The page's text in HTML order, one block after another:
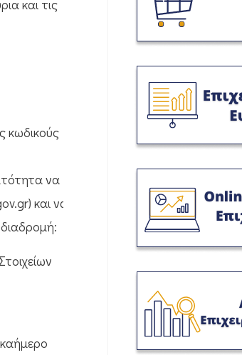
και τις
κωδικούς
να
και να